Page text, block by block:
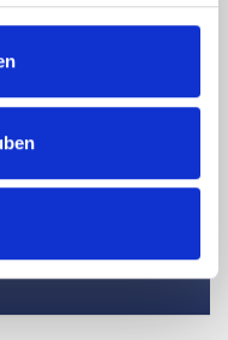
genommen. Ich stimme
für die Zukunft per E-Mail